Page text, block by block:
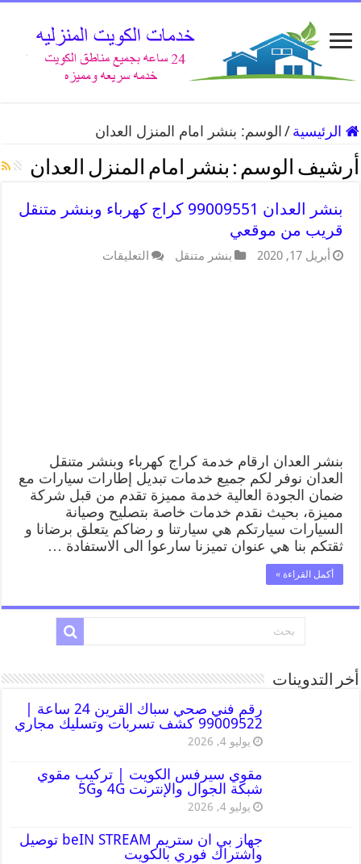
الرئيسية / الوسم: بنشر امام المنزل العدان
أرشيف الوسم : بنشر امام المنزل العدان
بنشر العدان 99009551 كراج كهرباء وبنشر متنقل
قريب من موقعي
أبريل 17, 2020 بنشر متنقل التعليقات
بنشر العدان ارقام خدمة كراج كهرباء وبنشر متنقل
العدان نوفر لكم جميع خدمات تبديل إطارات سيارات مع
ضمان الجودة العالية خدمة مميزة تقدم من قبل شركة
مميزة، بحيث نقدم خدمات خاصة بتصليح وصيانة
السيارات سيارتكم هي سيارتنا و رضاكم يتعلق برضانا و
ثقتكم بنا هي عنوان تميزنا سارعوا الى الاستفادة …
أكمل القراءة »
أخر التدوينات
رقم فني صحي سباك القرين 24 ساعة |
99009522 كشف تسربات وتسليك مجاري
يوليو 4, 2026
مقوي سيرفس الكويت | تركيب مقوي
شبكة الجوال والإنترنت 4G و5G
يوليو 4, 2026
جهاز بي ان ستريم beIN STREAM توصيل
واشتراك فوري بالكويت